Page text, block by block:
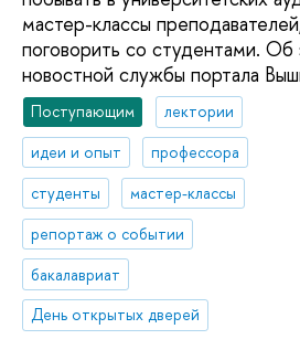
мастер-классы
поговорить со студентами.
новостной службы портала
Поступающим
лектории
идеи и опыт
профессора
студенты
мастер-классы
репортаж о событии
бакалавриат
День открытых дверей